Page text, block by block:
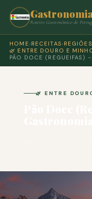
Roteiro Gastronómico de
HOME › RECEITAS ›
🌿 ENTRE DOURO E
PÃO DOCE (REGUEIFAS)
🌿 ENTRE